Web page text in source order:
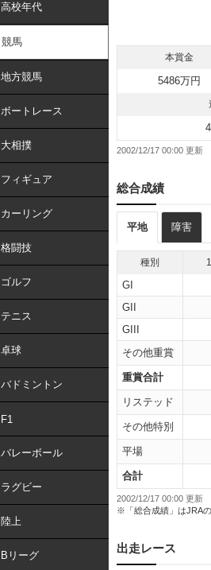
高校年代
競馬
地方競馬
ボートレース
大相撲
フィギュア
カーリング
格闘技
ゴルフ
テニス
卓球
バドミントン
F1
バレーボール
ラグビー
陸上
Bリーグ
本賞金
5486万円
2002/12/17 00:00
総合成績
平地 障害
種別
GI
GII
GIII
その他重賞
重賞合計
リステッド
その他特別
平場
合計
2002/12/17 00:00 更新
※「総合成績」はJRA
出走レース